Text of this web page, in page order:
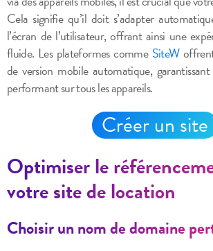
Cela signifie qu’il doit s’adapter
l’écran de l’utilisateur, offrant ainsi une
fluide. Les plateformes comme SiteW
de version mobile automatique,
performant sur tous les appareils.
Créer un site
Optimiser le
votre site de location
Choisir un nom de domaine